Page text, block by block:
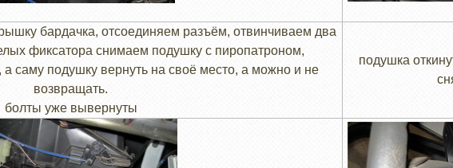
бардачка, отсоединяем разъём, отвинчиваем два
фиксатора снимаем подушку с пиропатроном,
саму подушку вернуть на своё место, а можно и не
возвращать.
болты уже вывернуты
подушка